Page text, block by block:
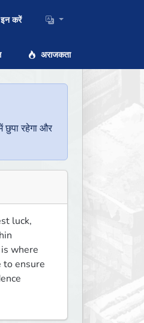
इन करें
अराजकता
छुपा रहेगा और
luck,
where
to ensure